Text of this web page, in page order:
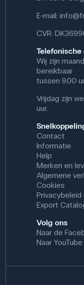
Materiale: Nitril
E-mail:
CVR:
Wij zijn
bereikbaar
tussen 9.00
Vrijdag zijn
uur.
Contact
Informatie
Help
Merken en
Algemene
Cookies
Privacybeleid
Export
Volg ons
Naar de
Naar YouTube